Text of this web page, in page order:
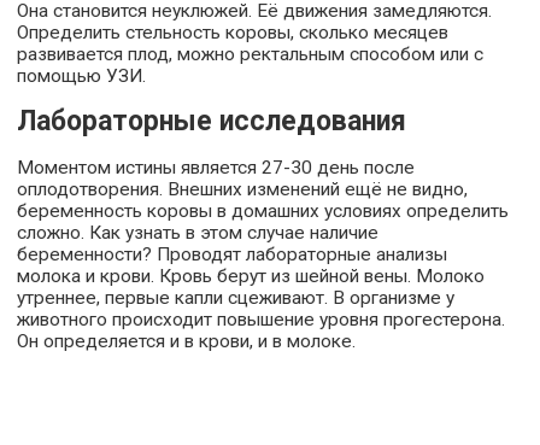
Она становится неуклюжей. Её движения замедляются.
Определить стельность коровы, сколько месяцев
развивается плод, можно ректальным способом или с
помощью УЗИ.
Лабораторные исследования
Моментом истины является 27-30 день после
оплодотворения. Внешних изменений ещё не видно,
беременность коровы в домашних условиях определить
сложно. Как узнать в этом случае наличие
беременности? Проводят лабораторные анализы
молока и крови. Кровь берут из шейной вены. Молоко
утреннее, первые капли сцеживают. В организме у
животного происходит повышение уровня прогестерона.
Он определяется и в крови, и в молоке.